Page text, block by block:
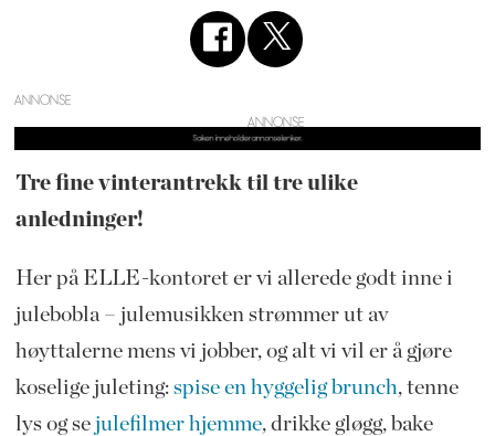
ANNONSE
Tre fine vinterantrekk til tre ulike
anledninger!
Her på ELLE-kontoret er vi allerede godt inne i
julebobla – julemusikken strømmer ut av
høyttalerne mens vi jobber, og alt vi vil er å gjøre
koselige juleting: spise en hyggelig brunch, tenne
lys og se julefilmer hjemme, drikke gløgg, bake